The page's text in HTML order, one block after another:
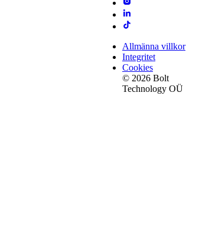
Allmänna villkor
Integritet
Cookies
© 2026 Bolt
Technology OÜ